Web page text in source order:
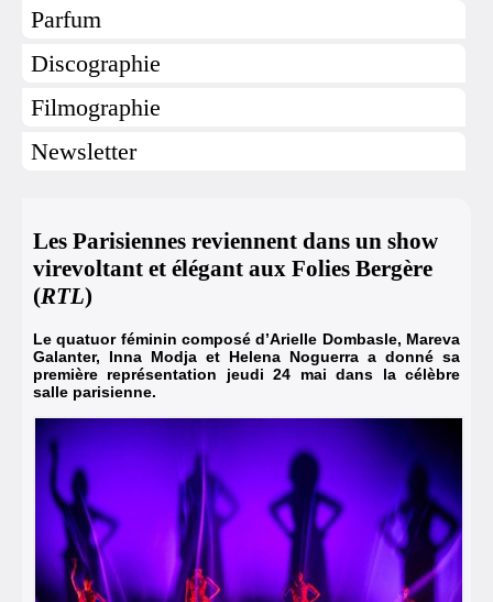
Parfum
Discographie
Filmographie
Newsletter
Les Parisiennes reviennent dans un show
virevoltant et élégant aux Folies Bergère
(RTL)
Le quatuor féminin composé d’Arielle Dombasle, Mareva
Galanter, Inna Modja et Helena Noguerra a donné sa
première représentation jeudi 24 mai dans la célèbre
salle parisienne.